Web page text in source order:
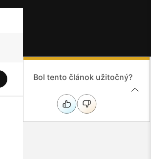
Bol tento článok užitočný?